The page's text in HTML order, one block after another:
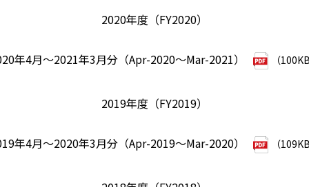
2020年度（FY2020）
年4月～2021年3月分（Apr-2020～Mar-2021） （
2019年度（FY2019）
年4月～2020年3月分（Apr-2019～Mar-2020） （